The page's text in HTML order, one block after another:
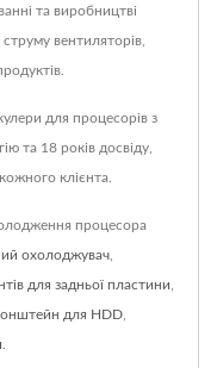
та виробництві
вентиляторів,
для процесорів з
та 18 років досвіду,
клієнта.
процесора
охолоджувач
для задньої пластини
для HDD